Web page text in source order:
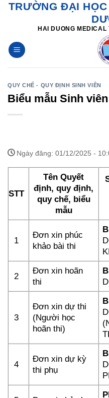
SkipTRƯỜNG ĐẠI
HAI DUONG
QUY CHẾ - QUY ĐỊNH SINH VIÊN
Biểu mẫu Sinh viên
Ngày đăng: 01/12/2025 -
STT
Tên Quyết
định, quy định,
quy chế, biểu
mẫu
1
Đơn xin phúc
khảo bài thi
2
Đơn xin hoãn
thi
3
Đơn xin dự thi
(Người học
hoãn thi)
4
Đơn xin dự kỳ
thi phụ